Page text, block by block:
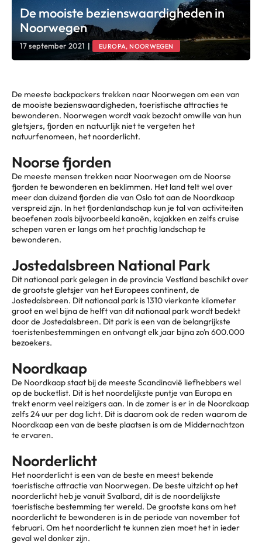
De mooiste bezienswaardigheden in
Noorwegen
17 september 2021 | EUROPA, NOORWEGEN
De meeste backpackers trekken naar Noorwegen om een van
de mooiste bezienswaardigheden, toeristische attracties te
bewonderen. Noorwegen wordt vaak bezocht omwille van hun
gletsjers, fjorden en natuurlijk niet te vergeten het
natuurfenomeen, het noorderlicht.
Noorse fjorden
De meeste mensen trekken naar Noorwegen om de Noorse
fjorden te bewonderen en beklimmen. Het land telt wel over
meer dan duizend fjorden die van Oslo tot aan de Noordkaap
verspreid zijn. In het fjordenlandschap kun je tal van activiteiten
beoefenen zoals bijvoorbeeld kanoën, kajakken en zelfs cruise
schepen varen er langs om het prachtig landschap te
bewonderen.
Jostedalsbreen National Park
Dit nationaal park gelegen in de provincie Vestland beschikt over
de grootste gletsjer van het Europees continent, de
Jostedalsbreen. Dit nationaal park is 1310 vierkante kilometer
groot en wel bijna de helft van dit nationaal park wordt bedekt
door de Jostedalsbreen. Dit park is een van de belangrijkste
toeristenbestemmingen en ontvangt elk jaar bijna zo’n 600.000
bezoekers.
Noordkaap
De Noordkaap staat bij de meeste Scandinavië liefhebbers wel
op de bucketlist. Dit is het noordelijkste puntje van Europa en
trekt enorm veel reizigers aan. In de zomer is er in de Noordkaap
zelfs 24 uur per dag licht. Dit is daarom ook de reden waarom de
Noordkaap een van de beste plaatsen is om de Middernachtzon
te ervaren.
Noorderlicht
Het noorderlicht is een van de beste en meest bekende
toeristische attractie van Noorwegen. De beste uitzicht op het
noorderlicht heb je vanuit Svalbard, dit is de noordelijkste
toeristische bestemming ter wereld. De grootste kans om het
noorderlicht te bewonderen is in de periode van november tot
februari. Om het noorderlicht te kunnen zien moet het in ieder
geval wel donker zijn.